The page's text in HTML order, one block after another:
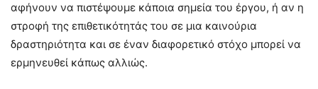
αφήνουν να πιστέψουμε κάποια σημεία του έργου, ή αν η
στροφή της επιθετικότητάς του σε μια καινούρια
δραστηριότητα και σε έναν διαφορετικό στόχο μπορεί να
ερμηνευθεί κάπως αλλιώς.